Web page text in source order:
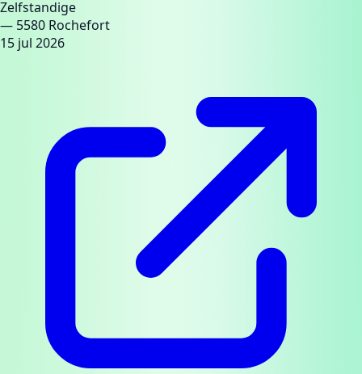
Zelfstandige
— 5580 Rochefort
15 jul 2026